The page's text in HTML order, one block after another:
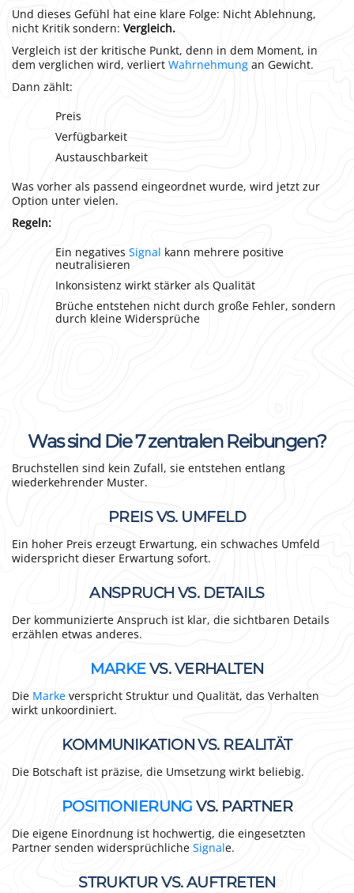
Und dieses Gefühl hat eine klare Folge: Nicht Ablehnung,
nicht Kritik sondern: Vergleich.
Vergleich ist der kritische Punkt, denn in dem Moment, in
dem verglichen wird, verliert Wahrnehmung an Gewicht.
Dann zählt:
Preis
Verfügbarkeit
Austauschbarkeit
Was vorher als passend eingeordnet wurde, wird jetzt zur
Option unter vielen.
Regeln:
Ein negatives Signal kann mehrere positive
neutralisieren
Inkonsistenz wirkt stärker als Qualität
Brüche entstehen nicht durch große Fehler, sondern
durch kleine Widersprüche
Was sind Die 7 zentralen Reibungen?
Bruchstellen sind kein Zufall, sie entstehen entlang
wiederkehrender Muster.
PREIS VS. UMFELD
Ein hoher Preis erzeugt Erwartung, ein schwaches Umfeld
widerspricht dieser Erwartung sofort.
ANSPRUCH VS. DETAILS
Der kommunizierte Anspruch ist klar, die sichtbaren Details
erzählen etwas anderes.
MARKEVS. VERHALTEN
Die Marke verspricht Struktur und Qualität, das Verhalten
wirkt unkoordiniert.
KOMMUNIKATION VS. REALITÄT
Die Botschaft ist präzise, die Umsetzung wirkt beliebig.
POSITIONIERUNG VS. PARTNER
Die eigene Einordnung ist hochwertig, die eingesetzten
Partner senden widersprüchliche Signale.
STRUKTUR VS. AUFTRETEN